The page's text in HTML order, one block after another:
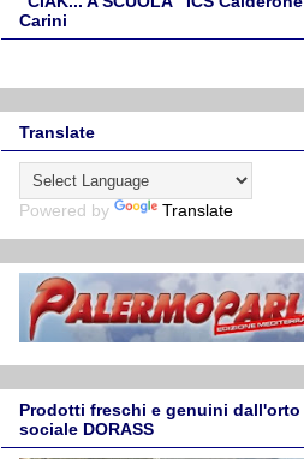
Carini
Translate
Powered by Translate
Prodotti freschi e genuini dall'orto
sociale DORASS